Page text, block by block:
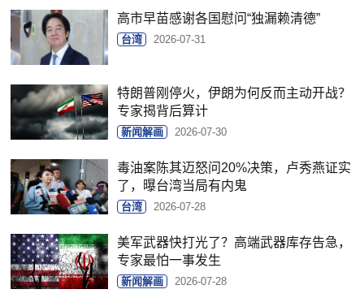
高市早苗感谢各国慰问“独漏赖清德”
台湾 2026-07-31
特朗普刚停火，伊朗为何反而主动开战？
专家揭背后算计
新闻解画 2026-07-30
毒油案陈其迈怒问20%决策，卢秀燕证实
了，曝台湾当局有内鬼
台湾 2026-07-28
美军武器快打光了？高端武器库存告急，
专家最怕一事发生
新闻解画 2026-07-28